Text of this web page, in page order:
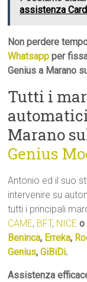
assistenza
Non perdere
Whatsapp per
Genius a Marano
Tutti i
Marano
Genius
Antonio ed il suo
intervenire su
tutti i principali
CAME, BFT, NICE o
Beninca, Erreka,
Genius,GiBiDi.
Assistenza